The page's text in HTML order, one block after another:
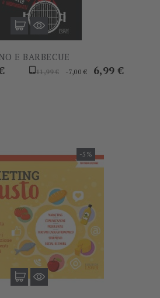
E BARBECUE
Prezzo
11,99 € -7,00 € Prezzo
6,99 €
-5%